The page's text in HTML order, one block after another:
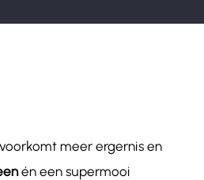
meer ergernis en
én een supermooi